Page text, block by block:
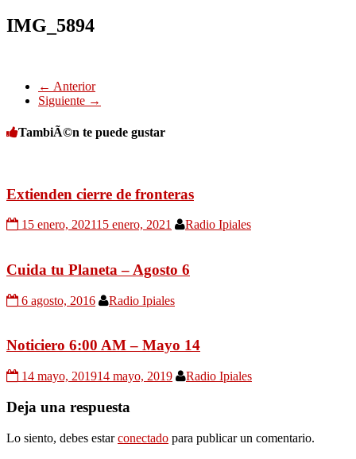
IMG_5894
← Anterior
Siguiente →
TambiÃ©n te puede gustar
Extienden cierre de fronteras
15 enero, 202115 enero, 2021 Radio Ipiales
Cuida tu Planeta – Agosto 6
6 agosto, 2016 Radio Ipiales
Noticiero 6:00 AM – Mayo 14
14 mayo, 201914 mayo, 2019 Radio Ipiales
Deja una respuesta
Lo siento, debes estarconectado para publicar un comentario.